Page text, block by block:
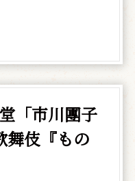
「市川團子
舞伎『もの